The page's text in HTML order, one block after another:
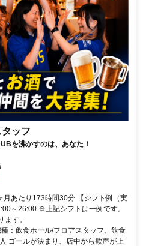
ッフ
を沸かすのは、あなた！
月あたり173時間30分 【シフト例（実
～26:00 ※上記シフトは一例です。
す。
：飲食ホール/フロアスタッフ、飲食
ゴールが決まり、店中から歓声が上